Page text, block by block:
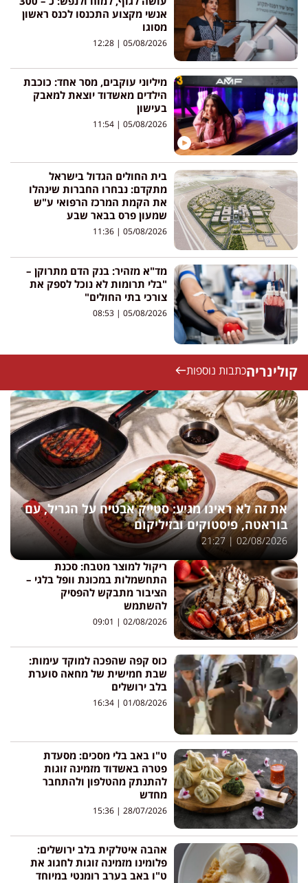
אנשי מקצוע התכנסו לכנס ראשון
מסוגו
05/08/2026
מיליוני עוקבים, מסר אחד: כוכבת
הילדים מאשדוד יוצאת למאבק
בעישון
05/08/2026
בית החולים הגדול בישראל
מתקדם: נבחרו החברות שינהלו
את הקמת המרכז הרפואי ע"ש
שמעון פרס בבאר שבע
05/08/2026
מד"א מזהיר: בנק הדם מתרוקן –
"בלי תרומות לא נוכל לספק את
צורכי בתי החולים"
05/08/2026
קולינריהכתבות נוספות
את זה לא ראינו מגיע: סטייק אבטיח על הגריל, עם
בוראטה, פיסטוקים ובזיליקום
02/08/2026
21:27
ריקול למוצר מטבח: סכנת
התחשמלות במכונת וופל בלגי –
הציבור מתבקש להפסיק
להשתמש
02/08/2026
כוס קפה שהפכה למוקד עימות:
שבת חמישית של מחאה סוערת
בלב ירושלים
01/08/2026
ט"ו באב בלי מסכים: מסעדת
פטרה באשדוד מזמינה זוגות
להתנתק מהטלפון ולהתחבר
מחדש
28/07/2026
אהבה איטלקית בלב ירושלים:
פלומינו מזמינה זוגות לחגוג את
ט"ו באב בערב רומנטי במיוחד